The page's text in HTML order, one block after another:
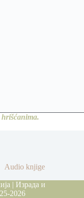
Audio knjige
| Израда и
2026